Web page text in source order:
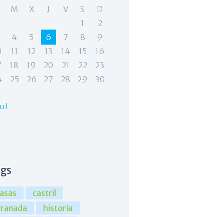
M X J V S
D
1
2
4 5 6 7 8
9
11 12 13 14 15
16
18 19 20 21 22
23
25 26 27 28 29
30
castril
historia